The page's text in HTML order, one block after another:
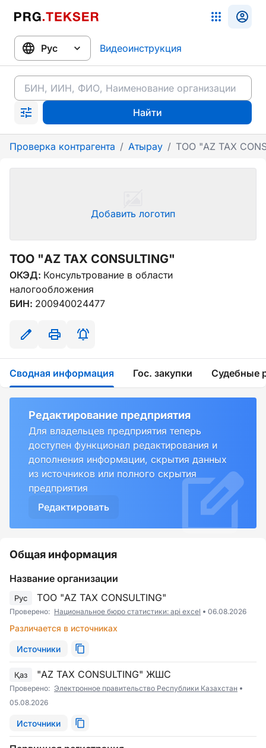
Видеоинструкция
Найти
Проверка контрагента / Атырау / ТОО "AZ TAX
Добавить логотип
ТОО "AZ TAX CONSULTING"
ОКЭД: Консультрование в области
налогообложения
БИН: 200940024477
Сводная информация Гос. закупки Судебные
Редактирование предприятия
Для владельцев предприятия теперь
доступен функционал редактирования и
дополнения информации, скрытия данных
из источников или полного скрытия
предприятия
Редактировать
Общая информация
Название организации
Рус ТОО "AZ TAX CONSULTING"
Проверено: Национальное бюро статистики: api excel 06.08.2026
Различается в источниках
Источники
Қаз "AZ TAX CONSULTING" ЖШС
Проверено: Электронное правительство Республики Казахстан
05.08.2026
Источники